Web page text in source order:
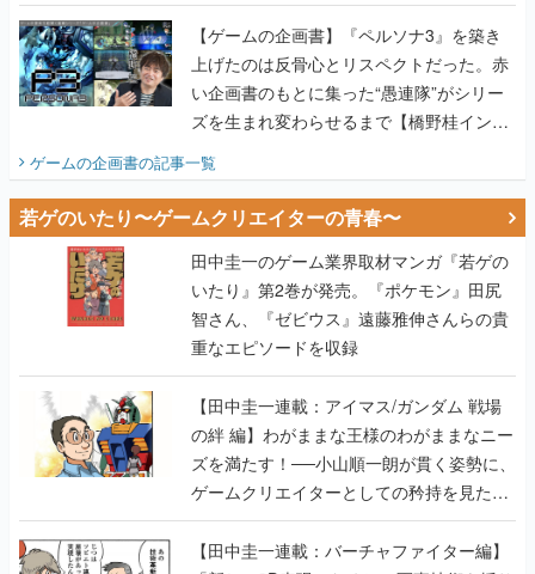
【ゲームの企画書】『ペルソナ3』を築き
上げたのは反骨心とリスペクトだった。赤
い企画書のもとに集った“愚連隊”がシリー
ズを生まれ変わらせるまで【橋野桂インタ
ゲームの企画書の記事一覧
若ゲのいたり〜ゲームクリエイターの青春〜
田中圭一のゲーム業界取材マンガ『若ゲの
いたり』第2巻が発売。『ポケモン』田尻
智さん、『ゼビウス』遠藤雅伸さんらの貴
重なエピソードを収録
【田中圭一連載：アイマス/ガンダム 戦場
の絆 編】わがままな王様のわがままなニー
ズを満たす！──小山順一朗が貫く姿勢に、
ゲームクリエイターとしての矜持を見た
【若ゲのいたり最終回】
【田中圭一連載：バーチャファイター編】